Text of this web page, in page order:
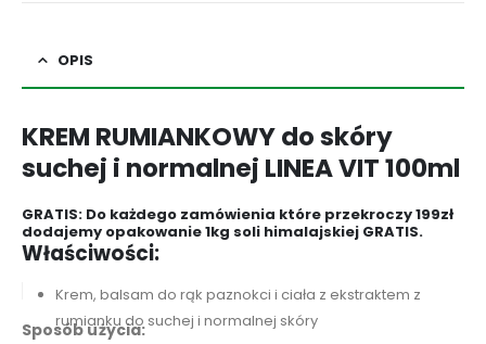
OPIS
KREM RUMIANKOWY do skóry
suchej i normalnej LINEA VIT 100ml
GRATIS: Do każdego zamówienia które przekroczy 199zł
dodajemy opakowanie 1kg soli himalajskiej GRATIS.
Właściwości:
Krem, balsam do rąk paznokci i ciała z ekstraktem z
rumianku do suchej i normalnej skóry
Sposób użycia: